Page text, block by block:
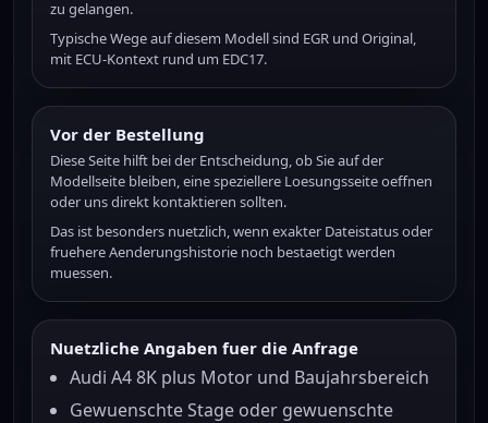
zu gelangen.
Typische Wege auf diesem Modell sind EGR und Original,
mit ECU-Kontext rund um EDC17.
Vor der Bestellung
Diese Seite hilft bei der Entscheidung, ob Sie auf der
Modellseite bleiben, eine speziellere Loesungsseite oeffnen
oder uns direkt kontaktieren sollten.
Das ist besonders nuetzlich, wenn exakter Dateistatus oder
fruehere Aenderungshistorie noch bestaetigt werden
muessen.
Nuetzliche Angaben fuer die Anfrage
Audi A4 8K plus Motor und Baujahrsbereich
Gewuenschte Stage oder gewuenschte